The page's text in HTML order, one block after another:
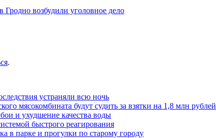
возбудили уголовное дело
.
устраняли всю ночь
мясокомбината будут судить за взятки на 1,8 млн рублей
и ухудшение качества воды
быстрого реагирования
в парке и прогулки по старому городу